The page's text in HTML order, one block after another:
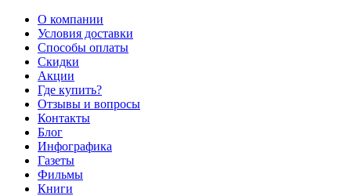
О компании
Условия доставки
Способы оплаты
Скидки
Акции
Где купить?
Отзывы и вопросы
Контакты
Блог
Инфографика
Газеты
Фильмы
Книги